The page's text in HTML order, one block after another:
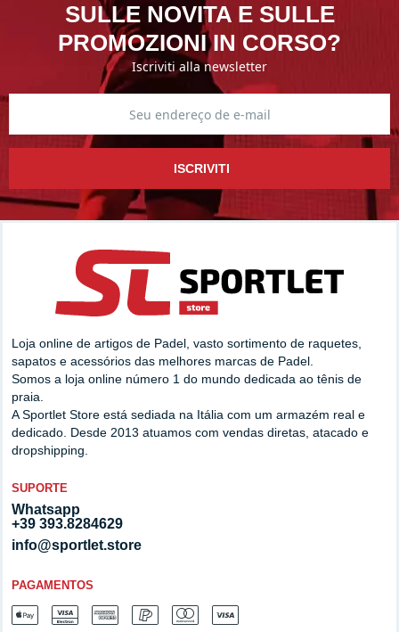
SULLE NOVITA E SULLE
PROMOZIONI IN CORSO?
Iscriviti alla newsletter
ISCRIVITI
Loja online de artigos de Padel, vasto sortimento de raquetes,
sapatos e acessórios das melhores marcas de Padel.
Somos a loja online número 1 do mundo dedicada ao tênis de
praia.
A Sportlet Store está sediada na Itália com um armazém real e
dedicado. Desde 2013 atuamos com vendas diretas, atacado e
dropshipping.
SUPORTE
Whatsapp
+39 393.8284629
info@sportlet.store
PAGAMENTOS